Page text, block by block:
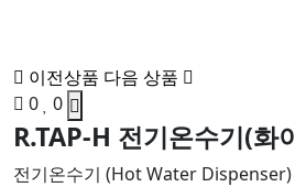
이전상품 다음 상품
0 0
R.TAP-H 전기온수기(화
전기온수기 (Hot Water Dispenser)